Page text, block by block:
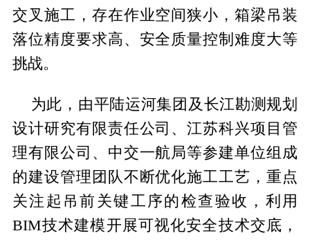
交叉施工，存在作业空间狭小，箱梁吊装
落位精度要求高、安全质量控制难度大等
挑战。
为此，由平陆运河集团及长江勘测规划
设计研究有限责任公司、江苏科兴项目管
理有限公司、中交一航局等参建单位组成
的建设管理团队不断优化施工工艺，重点
关注起吊前关键工序的检查验收，利用
BIM技术建模开展可视化安全技术交底，